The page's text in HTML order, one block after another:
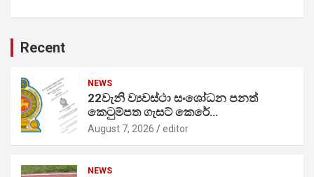
Recent
NEWS
22වැනි ව්‍යවස්ථා සංශෝධන පනත්
කෙටුම්පත ගැසට් කෙරේ…
August 7, 2026 editor
NEWS